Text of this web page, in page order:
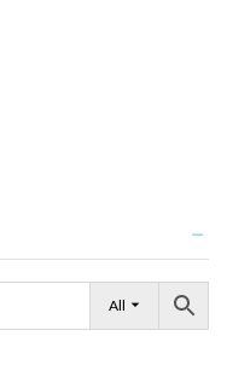
All